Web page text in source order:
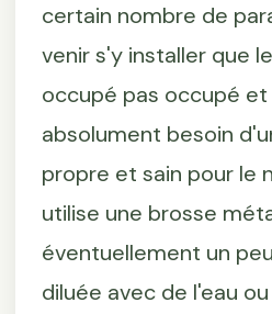
certain nombre de
venir s'y installer que
occupé pas occupé
absolument besoin
propre et sain pour le
utilise une brosse
éventuellement un
diluée avec de l'eau